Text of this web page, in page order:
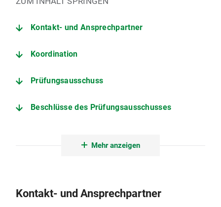
Kontakt- und Ansprechpartner
Koordination
Prüfungsausschuss
Beschlüsse des Prüfungsausschusses
Mehr anzeigen
Kontakt- und Ansprechpartner